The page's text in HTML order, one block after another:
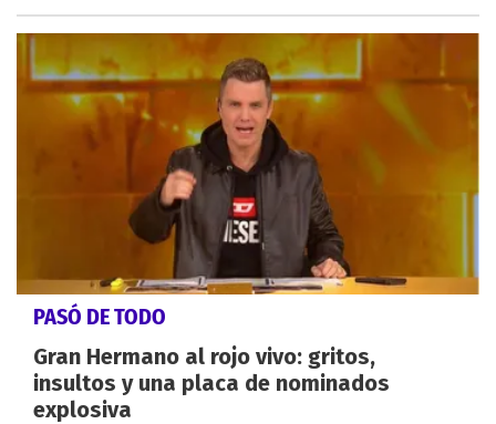
PASÓ DE TODO
Gran Hermano al rojo vivo: gritos,
insultos y una placa de nominados
explosiva